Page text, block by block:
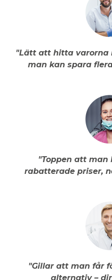
"Lätt att hitta varorna
man kan spara
"Toppen att man
rabatterade priser,
"Gillar att man får
alternativ –